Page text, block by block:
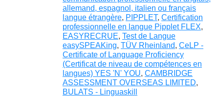
allemand, espagnol, italien ou français
langue étrangère, PIPPLET, Certification
professionnelle en langue Pipplet FLEX,
EASYRECRUE, Test de Langue
easySPEAKing, TÜV Rheinland, CeLP -
Certificate of Language Proficiency
(Certificat de niveau de compétences en
langues) YES 'N' YOU, CAMBRIDGE
ASSESSMENT OVERSEAS LIMITED,
BULATS - Linguaskill